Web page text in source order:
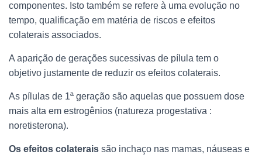
componentes. Isto também se refere à uma evolução no
tempo, qualificação em matéria de riscos e efeitos
colaterais associados.
A aparição de gerações sucessivas de pílula tem o
objetivo justamente de reduzir os efeitos colaterais.
As pílulas de 1ª geração são aquelas que possuem dose
mais alta em estrogênios (natureza progestativa :
noretisterona).
Os efeitos colaterais são inchaço nas mamas, náuseas e